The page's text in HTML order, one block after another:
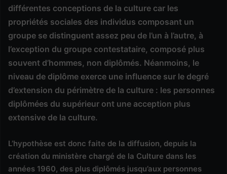
différentes conceptions de la culture car les
propriétés sociales des individus composant un
groupe se distinguent assez peu de l’un à l’autre, à
l’exception du groupe contestataire, composé plus
souvent d’hommes, non diplômés. Néanmoins, le
niveau de diplôme exerce une influence sur le degré
d’extension du périmètre de la culture : les personnes
diplômées du supérieur ont une acception plus
extensive de la culture.
L’hypothèse est donc faite de la diffusion, depuis la
création du ministère chargé de la Culture dans les
années 1960, des plus diplômés jusqu’aux personnes